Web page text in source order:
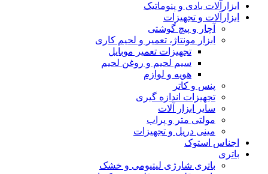
ابزارآلات بادی و پنوماتیک
ابزارآلات و تجهیزات
آچار و پیچ گوشتی
ابزار مونتاژ، تعمیر و لحیم کاری
تجهیزات تعمیر موبایل
سیم لحیم و روغن لحیم
هویه و لوازم
پنس و کاتر
تجهیزات اندازه گیری
سایر ابزار آلات
مولتی متر و پراب
مینی دریل و تجهیزات
اجناس استوک
باتری
باتری شارژی لیتیومی و خشک